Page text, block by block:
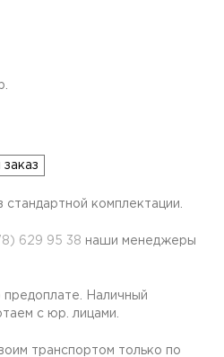
стандартной комплектации.
629 95 38 наши менеджеры
Наличный
с юр. лицами.
транспортом только по